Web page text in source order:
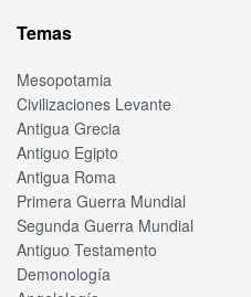
Temas
Mesopotamia
Civilizaciones Levante
Antigua Grecia
Antiguo Egipto
Antigua Roma
Primera Guerra Mundial
Segunda Guerra Mundial
Antiguo Testamento
Demonología